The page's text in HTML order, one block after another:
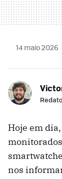
14 maio 2026
Hoje em
nos